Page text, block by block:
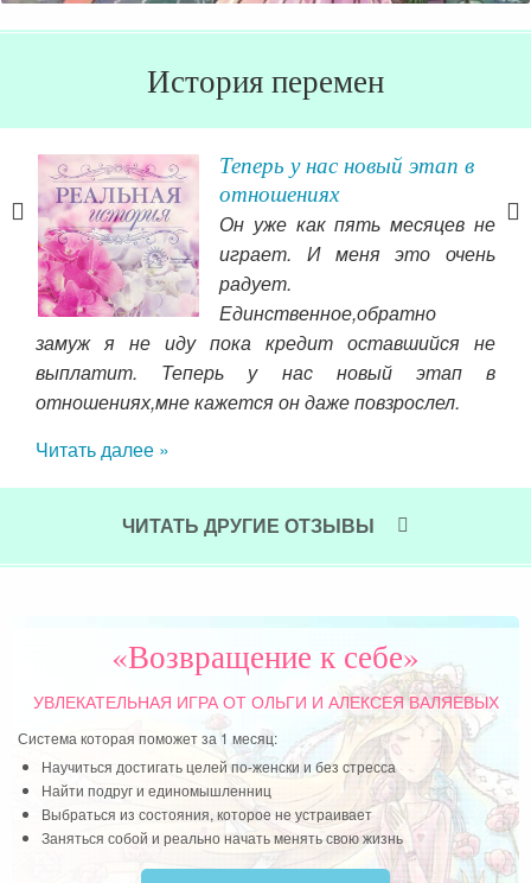
История перемен
Теперь у нас новый этап в
отношениях
Он уже как пять месяцев не
играет. И меня это очень
радует.
Единственное,обратно
замуж я не иду пока кредит оставшийся не
выплатит. Теперь у нас новый этап в
отношениях,мне кажется он даже повзрослел.
Читать далее »
ЧИТАТЬ ДРУГИЕ ОТЗЫВЫ
«Возвращение к себе»
УВЛЕКАТЕЛЬНАЯ ИГРАОТ ОЛЬГИ И АЛЕКСЕЯ ВАЛЯЕВЫХ
Система которая поможет за 1 месяц:
Научиться достигать целей по-женски и без стресса
Найти подруг и единомышленниц
Выбраться из состояния, которое не устраивает
Заняться собой и реально начать менять свою жизнь